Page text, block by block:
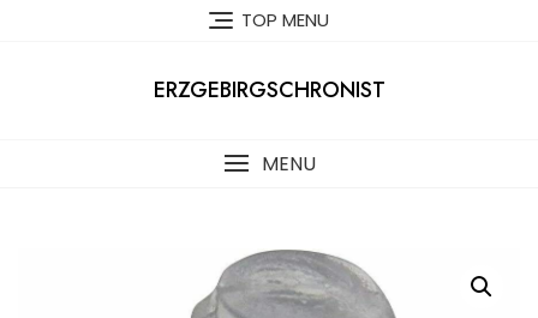
TOP MENU
ERZGEBIRGSCHRONIST
MENU